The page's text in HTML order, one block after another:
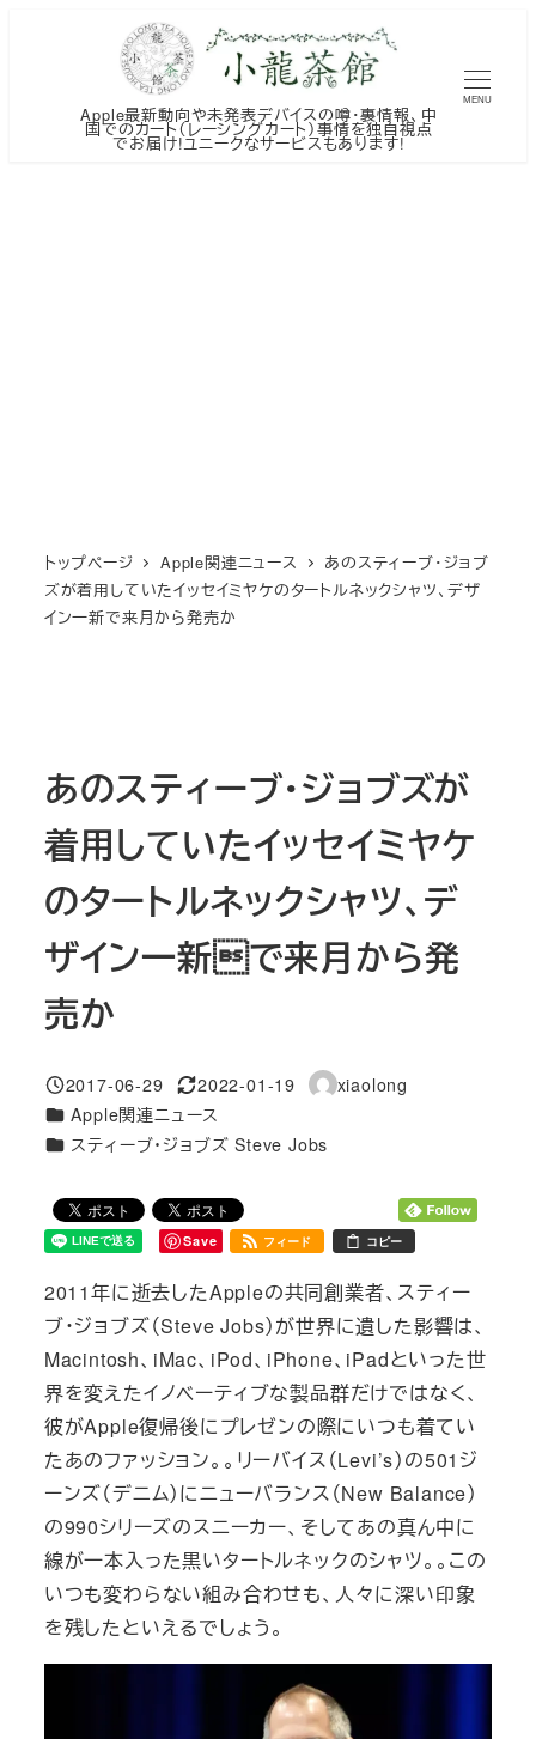
Apple最新動向や未発表デバイスの噂・裏情報、中
国でのカート（レーシングカート）事情を独自視点
でお届け!ユニークなサービスもあります!
MENU
トップページ Apple関連ニュース
あのスティーブ・ジョブ
ズが着用していたイッセイミヤケのタートルネックシャツ、デザ
イン一新で来月から発売か
あのスティーブ・ジョブズが
着用していたイッセイミヤケ
のタートルネックシャツ、デ
ザイン一新で来月から発
売か
投稿日
2017-06-29
更新日
2022-01-19
著
xiaolong
カテゴリー
Apple関連ニュース
カテゴリー
スティーブ・ジョブズ Steve Jobs
Save フィード コピー
2011年に逝去したAppleの共同創業者、スティー
ブ・ジョブズ（Steve Jobs）が世界に遺した影響は、
Macintosh、iMac、iPod、iPhone、iPadといった世
界を変えたイノベーティブな製品群だけではなく、
彼がApple復帰後にプレゼンの際にいつも着てい
たあのファッション。。リーバイス（Levi’s）の501ジ
ーンズ（デニム）にニューバランス（New Balance）
の990シリーズのスニーカー、そしてあの真ん中に
線が一本入った黒いタートルネックのシャツ。。この
いつも変わらない組み合わせも、人々に深い印象
を残したといえるでしょう。